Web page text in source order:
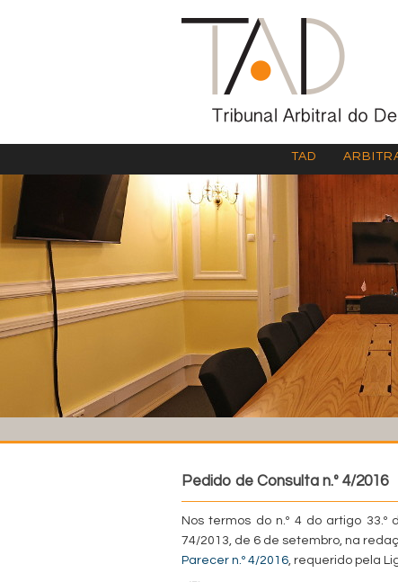
TAD
Pedido de Consulta n.º 4/2016
Nos termos do n.º 4 do artigo
74/2013, de 6 de setembro, na
Parecer n.º 4/2016, requerido pela